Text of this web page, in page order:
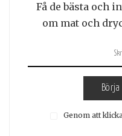
Få de bästa och
om mat och
Genom att